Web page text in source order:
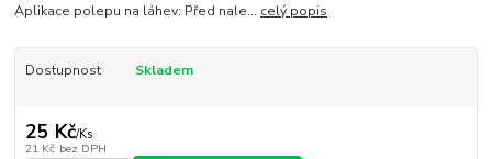
Aplikace polepu na láhev: Před nale... celý popis
Dostupnost Skladem
25 Kč/Ks
21 Kč bez DPH